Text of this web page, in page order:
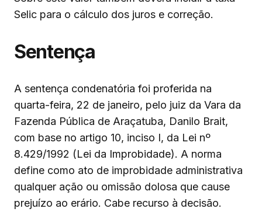
Selic para o cálculo dos juros e correção.
Sentença
A sentença condenatória foi proferida na
quarta-feira, 22 de janeiro, pelo juiz da Vara da
Fazenda Pública de Araçatuba, Danilo Brait,
com base no artigo 10, inciso I, da Lei nº
8.429/1992 (Lei da Improbidade). A norma
define como ato de improbidade administrativa
qualquer ação ou omissão dolosa que cause
prejuízo ao erário. Cabe recurso à decisão.